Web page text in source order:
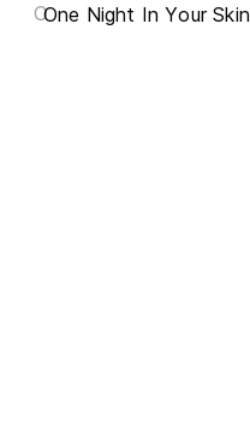
OOne Night In Your Skin